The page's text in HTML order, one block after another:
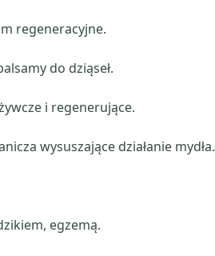
regeneracyjne.
do dziąseł.
i regenerujące.
wysuszające działanie mydła.
egzemą.